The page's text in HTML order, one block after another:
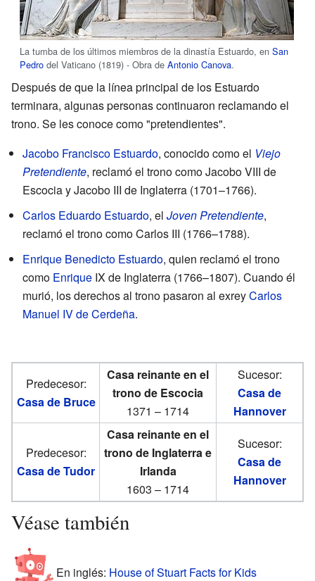
La tumba de los últimos miembros de la dinastía Estuardo, en San
Pedro del Vaticano (1819) - Obra de Antonio Canova.
Después de que la línea principal de los Estuardo
terminara, algunas personas continuaron reclamando el
trono. Se les conoce como "pretendientes".
Jacobo Francisco Estuardo, conocido como el Viejo
Pretendiente, reclamó el trono como Jacobo VIII de
Escocia y Jacobo III de Inglaterra (1701–1766).
Carlos Eduardo Estuardo, el Joven Pretendiente,
reclamó el trono como Carlos III (1766–1788).
Enrique Benedicto Estuardo, quien reclamó el trono
como Enrique IX de Inglaterra (1766–1807). Cuando él
murió, los derechos al trono pasaron al exreyCarlos
Manuel IV de Cerdeña.
Predecesor:
Casa de Bruce
Casa reinante en el
trono de Escocia
1371 – 1714
Sucesor:
Casa de
Hannover
Predecesor:
Casa de Tudor
Casa reinante en el
trono de Inglaterra e
Irlanda
1603 – 1714
Sucesor:
Casa de
Hannover
Véase también
En inglés: House of Stuart Facts for Kids